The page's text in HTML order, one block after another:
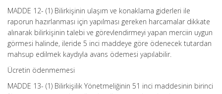
MADDE 12- (1) Bilirkişinin ulaşım ve konaklama giderleri ile
raporun hazırlanması için yapılması gereken harcamalar dikkate
alınarak bilirkişinin talebi ve görevlendirmeyi yapan merciin uygun
görmesi halinde, ileride 5 inci maddeye göre ödenecek tutardan
mahsup edilmek kaydıyla avans ödemesi yapılabilir.
Ücretin ödenmemesi
MADDE 13- (1) Bilirkişilik Yönetmeliğinin 51 inci maddesinin birinci